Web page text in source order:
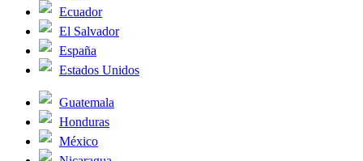
Ecuador
El Salvador
España
Estados Unidos
Guatemala
Honduras
México